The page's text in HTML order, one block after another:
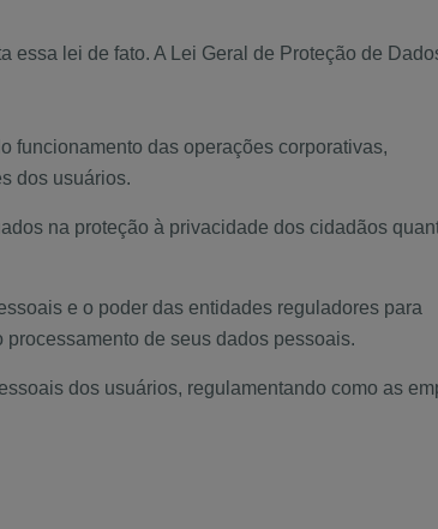
essa lei de fato. A Lei Geral de Proteção de
funcionamento das operações corporativas,
dos usuários.
na proteção à privacidade dos cidadãos
e o poder das entidades reguladores para
de seus dados pessoais.
dos usuários, regulamentando como as